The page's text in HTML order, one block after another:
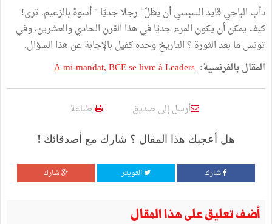
دأب الباجي قايد السبسي أن يظلّ" رجلا جديّا " أسوة بالزعيم. ترى!
كيف يمكن أن يكون المرء جديّا في هذا القرن الحادي والعشرين، وفي
تونس ما بعد الثورة ؟ التاريخ وحده كفيل بالإجابة عن هذا السؤال.
المقال بالفرنسية: A mi-mandat, BCE se livre à Leaders
أرسل إلى صديق طباعة
هل أعجبك هذا المقال ؟ شارك مع أصدقائك !
شارك التويتر شارك
أضف تعليق على هذا المقال